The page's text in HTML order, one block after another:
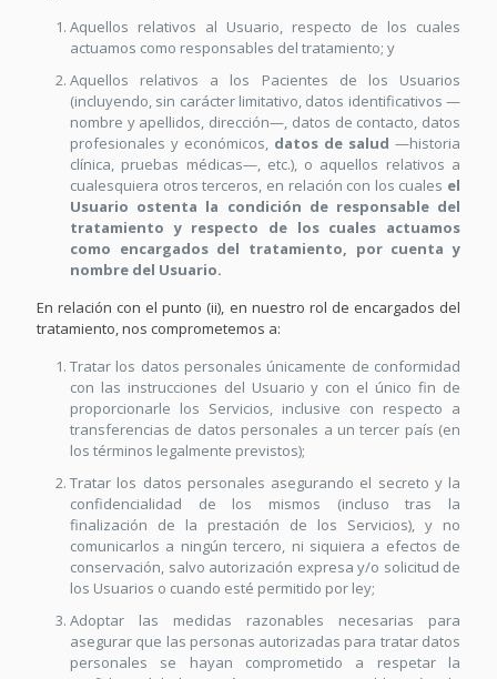
Aquellos relativos al Usuario, respecto de los cuales
actuamos como responsables del tratamiento; y
Aquellos relativos a los Pacientes de los Usuarios
(incluyendo, sin carácter limitativo, datos identificativos —
nombre y apellidos, dirección—, datos de contacto, datos
profesionales y económicos, datos de salud —historia
clínica, pruebas médicas—, etc.), o aquellos relativos a
cualesquiera otros terceros, en relación con los cuales el
Usuario ostenta la condición de responsable del
tratamiento y respecto de los cuales actuamos
como encargados del tratamiento, por cuenta y
nombre del Usuario.
En relación con el punto (ii), en nuestro rol de encargados del
tratamiento, nos comprometemos a:
Tratar los datos personales únicamente de conformidad
con las instrucciones del Usuario y con el único fin de
proporcionarle los Servicios, inclusive con respecto a
transferencias de datos personales a un tercer país (en
los términos legalmente previstos);
Tratar los datos personales asegurando el secreto y la
confidencialidad de los mismos (incluso tras la
finalización de la prestación de los Servicios), y no
comunicarlos a ningún tercero, ni siquiera a efectos de
conservación, salvo autorización expresa y/o solicitud de
los Usuarios o cuando esté permitido por ley;
Adoptar las medidas razonables necesarias para
asegurar que las personas autorizadas para tratar datos
personales se hayan comprometido a respetar la